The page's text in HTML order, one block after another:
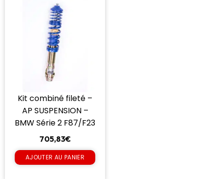
Kit combiné fileté –
AP SUSPENSION –
BMW Série 2 F87/F23
705,83€
AJOUTER AU PANIER